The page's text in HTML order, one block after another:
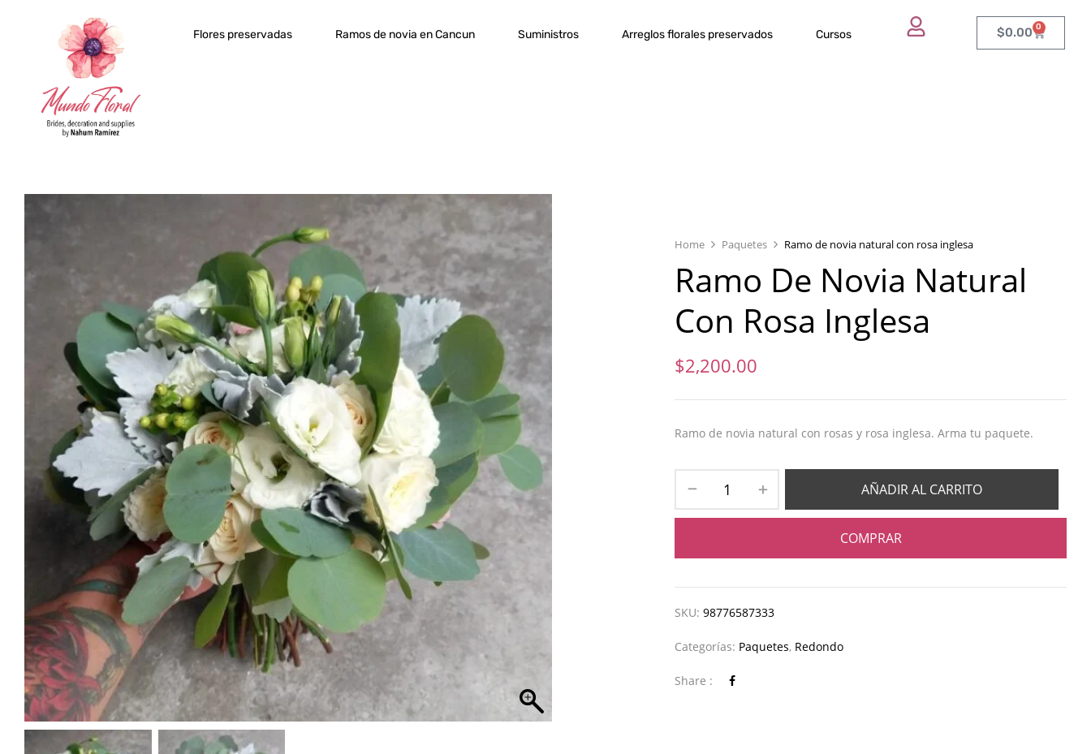
Flores preservadas Ramos de novia en Cancun Suministros Arreglos florales preservados Cursos $0.00 0
Home Paquetes Ramo de novia natural con rosa inglesa
Ramo De Novia Natural
Con Rosa Inglesa
$2,200.00
Ramo de novia natural con rosas y rosa inglesa. Arma tu paquete.
AÑADIR AL CARRITO
COMPRAR
SKU:98776587333
Categorías: Paquetes, Redondo
Share :